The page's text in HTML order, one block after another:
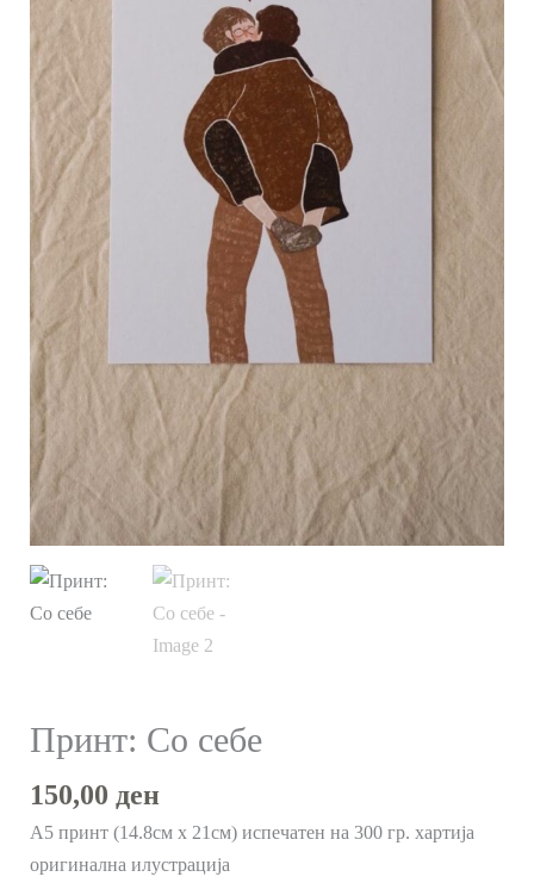
Принт: Со себе
150,00 ден
А5 принт (14.8см x 21см) испечатен на 300 гр. хартија
оригинална илустрација